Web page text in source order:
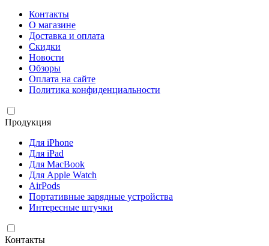
Контакты
О магазине
Доставка и оплата
Скидки
Новости
Обзоры
Оплата на сайте
Политика конфиденциальности
Продукция
Для iPhone
Для iPad
Для MacBook
Для Apple Watch
AirPods
Портативные зарядные устройства
Интересные штучки
Контакты